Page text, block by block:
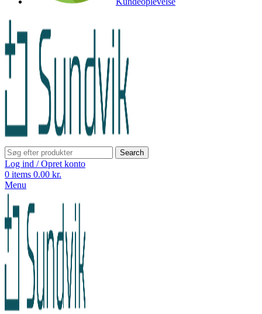
Search
Log ind / Opret konto
0 items 0.00 kr.
Menu